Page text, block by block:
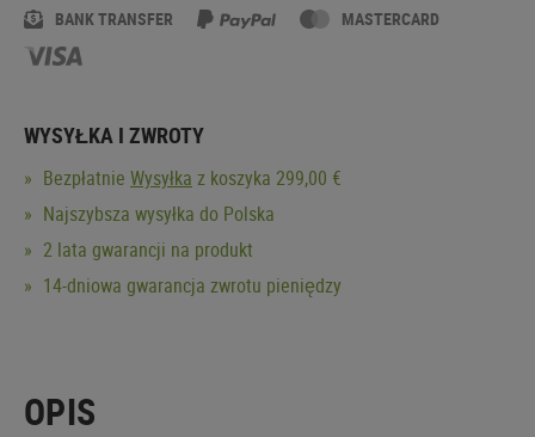
BANK TRANSFER MASTERCARD
WYSYŁKA I ZWROTY
Bezpłatnie Wysyłka z koszyka 299,00 €
Najszybsza wysyłka do Polska
2 lata gwarancji na produkt
14-dniowa gwarancja zwrotu pieniędzy
OPIS